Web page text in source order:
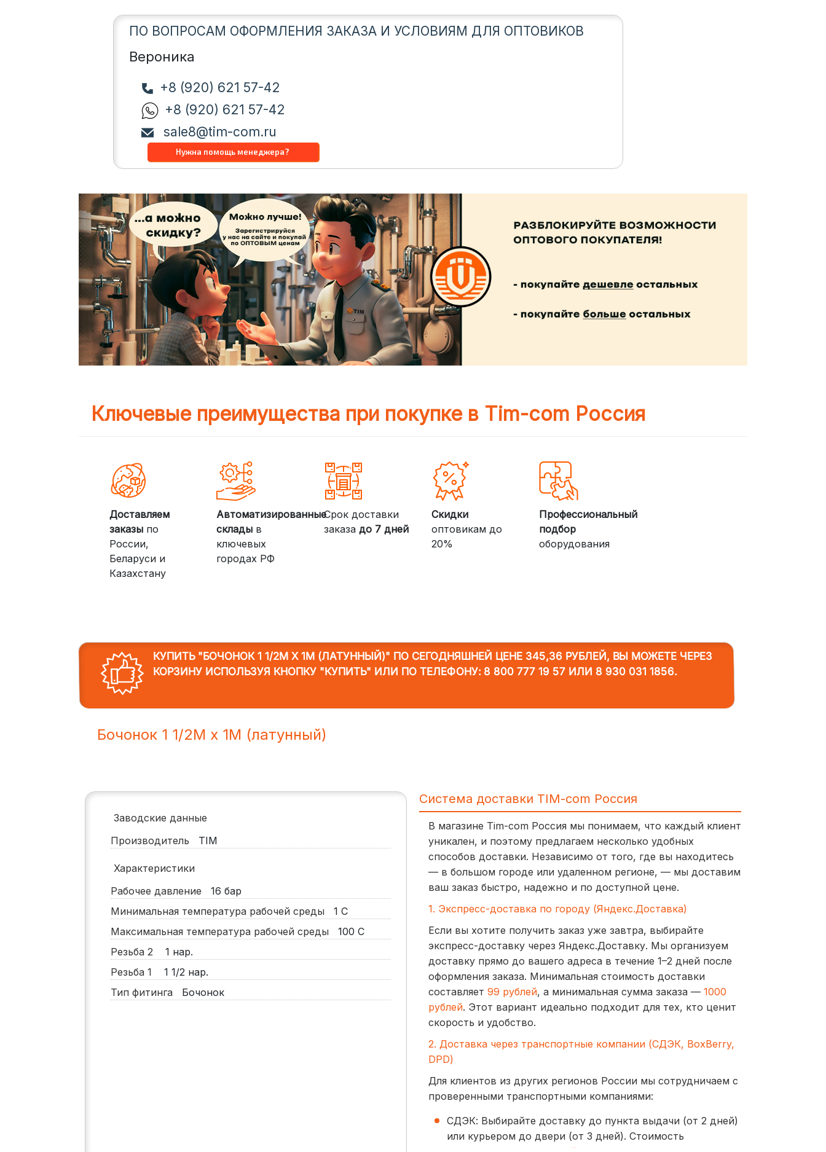
ПО ВОПРОСАМ ОФОРМЛЕНИЯ ЗАКАЗА И УСЛОВИЯМ ДЛЯ ОПТОВИКОВ
Вероника
+8 (920) 621 57-42
+8 (920) 621 57-42
sale8@tim-com.ru
Ключевые преимущества при покупке в Tim-com Россия
Доставляем
заказыпо
России,
Беларуси и
Казахстану
Автоматизированные
склады в
ключевых
городах РФ
Срок доставки
заказадо 7 дней
Скидки
оптовикам до
20%
Профессиональный
подбор
оборудования
КУПИТЬ "БОЧОНОК 1 1/2M Х 1M (ЛАТУННЫЙ)"ПО СЕГОДНЯШНЕЙ ЦЕНЕ 345,36 РУБЛЕЙ, ВЫ МОЖЕТЕ ЧЕРЕЗ
КОРЗИНУ ИСПОЛЬЗУЯ КНОПКУ "КУПИТЬ" ИЛИ ПО ТЕЛЕФОНУ: 8 800 777 19 57ИЛИ 8 930 031 1856.
Бочонок 1 1/2M х 1M (латунный)
Заводские данные
Производитель
TIM
Характеристики
Рабочее давление
16 бар
Минимальная температура рабочей среды
1 С
Максимальная температура рабочей среды
100 С
Резьба 2
1 нар.
Резьба 1
1 1/2 нар.
Тип фитинга
Бочонок
Система доставки TIM-com Россия
В магазине Tim-com Россия мы понимаем, что каждый клиент
уникален, и поэтому предлагаем несколько удобных
способов доставки. Независимо от того, где вы находитесь
— в большом городе или удаленном регионе, — мы доставим
ваш заказ быстро, надежно и по доступной цене.
1. Экспресс-доставка по городу (Яндекс.Доставка)
Если вы хотите получить заказ уже завтра, выбирайте
экспресс-доставку через Яндекс.Доставку. Мы организуем
доставку прямо до вашего адреса в течение 1–2 дней после
оформления заказа. Минимальная стоимость доставки
составляет 99 рублей, а минимальная сумма заказа — 1000
рублей. Этот вариант идеально подходит для тех, кто ценит
скорость и удобство.
2. Доставка через транспортные компании (СДЭК, BoxBerry,
DPD)
Для клиентов из других регионов России мы сотрудничаем с
проверенными транспортными компаниями:
СДЭК: Выбирайте доставку до пункта выдачи (от 2 дней)
или курьером до двери (от 3 дней). Стоимость